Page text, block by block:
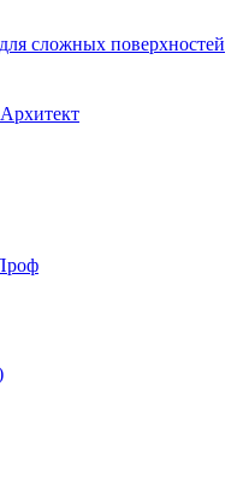
сложных поверхностей
штукатурки
нейтральные
(антигрибковые)
и краски
патина
мрамора)
вихрей)